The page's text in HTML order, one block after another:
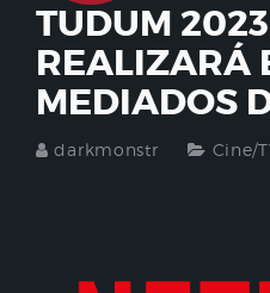
TUDUM
REALIZARÁ
MEDIADOS
darkmonstr Cine/